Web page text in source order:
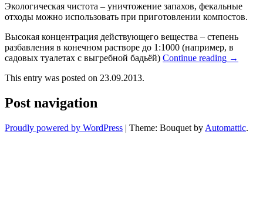
Экологическая чистота – уничтожение запахов, фекальные
отходы можно использовать при приготовлении компостов.
Высокая концентрация действующего вещества – степень
разбавления в конечном растворе до 1:1000 (например, в
садовых туалетах с выгребной бадьёй) Continue reading →
This entry was posted on 23.09.2013.
Post navigation
Proudly powered by WordPress | Theme: Bouquet by Automattic.